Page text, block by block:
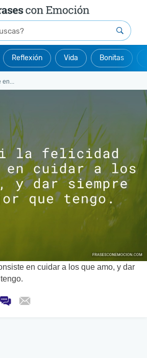
Reflexión Vida Bonitas
en...
en cuidar a los que amo, y dar